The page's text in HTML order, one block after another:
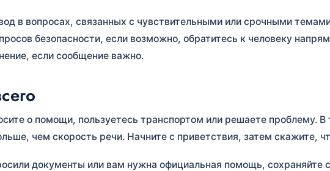
в вопросах, связанных с чувствительными или срочными
безопасности, если возможно, обратитесь к человеку
если сообщение важно.
о помощи, пользуетесь транспортом или решаете проблему.
чем скорость речи. Начните с приветствия, затем скажите,
документы или вам нужна официальная помощь, сохраняйте